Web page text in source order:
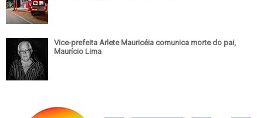
Vice-prefeita Arlete Mauricéia comunica morte do pai,
Maurício Lima